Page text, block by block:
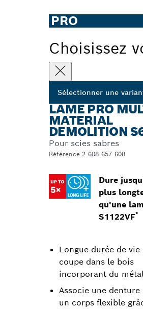
PRO
Choisissez
Sélectionner une
LAME PRO
MATERIAL
DEMOLITION
Pour scies sabres
Référence 2 608 657 608
Dure
plus
qu'une
S1122VF*
Longue durée de
coupe dans le bois
incorporant du
Associe une
un corps flexible